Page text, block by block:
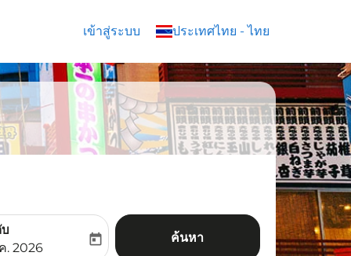
เข้าสู่ระบบ ประเทศไทย - ไทย
keyboard_arrow_down
labelreturn-date-aria-label
. 2026
today ค้นหา